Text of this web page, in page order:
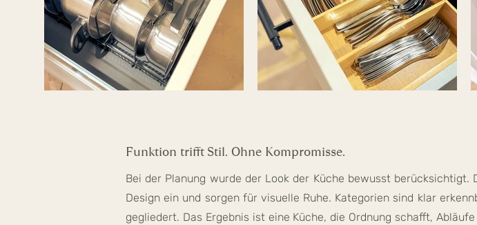
Funktion trifft Stil. Ohne Kompromisse.
Bei der Planung wurde der Look der Küche bewusst
Design ein und sorgen für visuelle Ruhe. Kategorien sind klar
gegliedert. Das Ergebnis ist eine Küche, die Ordnung schafft,